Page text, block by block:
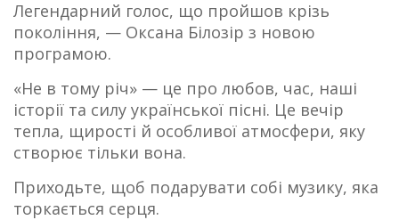
Легендарний голос, що пройшов крізь
покоління, — Оксана Білозір з новою
програмою.
«Не в тому річ» — це про любов, час, наші
історії та силу української пісні. Це вечір
тепла, щирості й особливої атмосфери, яку
створює тільки вона.
Приходьте, щоб подарувати собі музику, яка
торкається серця.